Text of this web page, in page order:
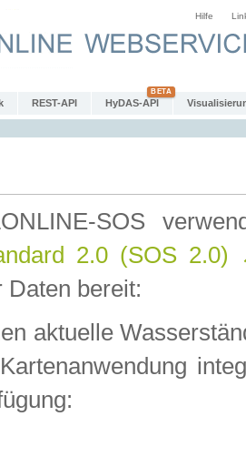
Hilfe
REST-API HyDAS-API
SOS
2.0 (SOS 2.0)
Daten bereit:
aktuelle